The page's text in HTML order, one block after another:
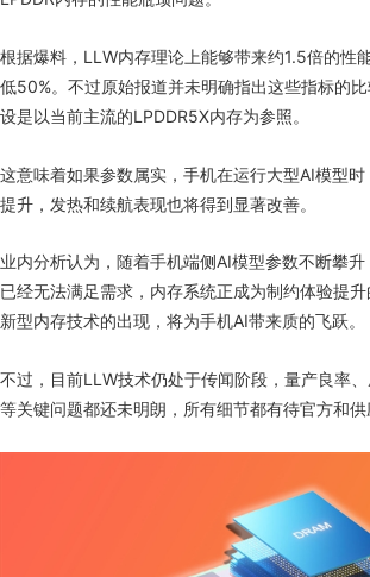
根据爆料，LLW内存理论上能够带来约1.5倍的性
低50%。不过原始报道并未明确指出这些指标的
设是以当前主流的LPDDR5X内存为参照。
这意味着如果参数属实，手机在运行大型AI模型
提升，发热和续航表现也将得到显著改善。
业内分析认为，随着手机端侧AI模型参数不断攀
已经无法满足需求，内存系统正成为制约体验提
新型内存技术的出现，将为手机AI带来质的飞跃。
不过，目前LLW技术仍处于传闻阶段，量产良率
等关键问题都还未明朗，所有细节都有待官方和供